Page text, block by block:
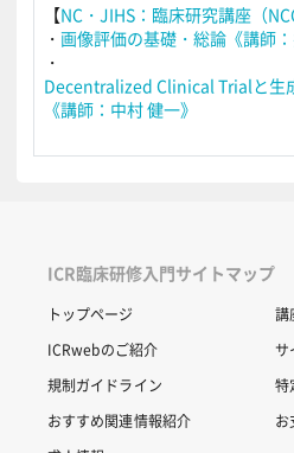
【NC・JIHS：臨床研究講座（
・ 画像評価の基礎・総論 《講師
・
Decentralized Clinical Trialと生
《講師：中村 健一》
ICR臨床研修入門サイトマップ
トップページ
ICRwebのご紹介
規制ガイドライン
おすすめ関連情報紹介
講
サ
特
お